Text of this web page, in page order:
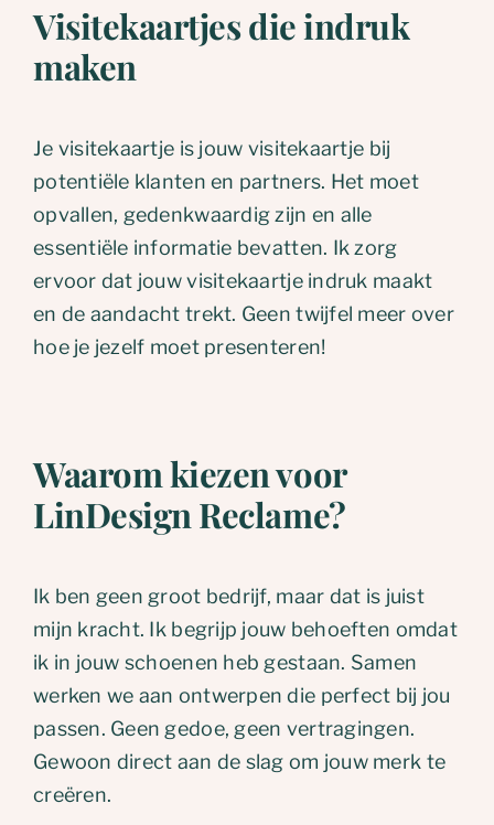
Visitekaartjesdie indruk
maken
Je visitekaartje is jouw visitekaartje bij
potentiële klanten en partners. Het moet
opvallen, gedenkwaardig zijn en alle
essentiële informatie bevatten. Ik zorg
ervoor dat jouw visitekaartje indruk maakt
en de aandacht trekt. Geen twijfel meer over
hoe je jezelf moet presenteren!
Waarom kiezen voor
LinDesign Reclame?
Ik ben geen groot bedrijf, maar dat is juist
mijn kracht. Ik begrijp jouw behoeften omdat
ik in jouw schoenen heb gestaan. Samen
werken we aan ontwerpen die perfect bij jou
passen. Geen gedoe, geen vertragingen.
Gewoon direct aan de slag om jouw merk te
creëren.